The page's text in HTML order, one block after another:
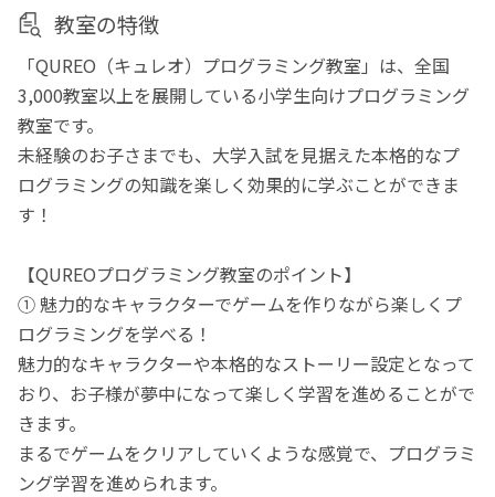
教室の特徴
「QUREO（キュレオ）プログラミング教室」は、全国
3,000教室以上を展開している小学生向けプログラミング
教室です。
未経験のお子さまでも、大学入試を見据えた本格的なプ
ログラミングの知識を楽しく効果的に学ぶことができま
す！
【QUREOプログラミング教室のポイント】
① 魅力的なキャラクターでゲームを作りながら楽しくプ
ログラミングを学べる！
魅力的なキャラクターや本格的なストーリー設定となって
おり、お子様が夢中になって楽しく学習を進めることがで
きます。
まるでゲームをクリアしていくような感覚で、プログラミ
ング学習を進められます。